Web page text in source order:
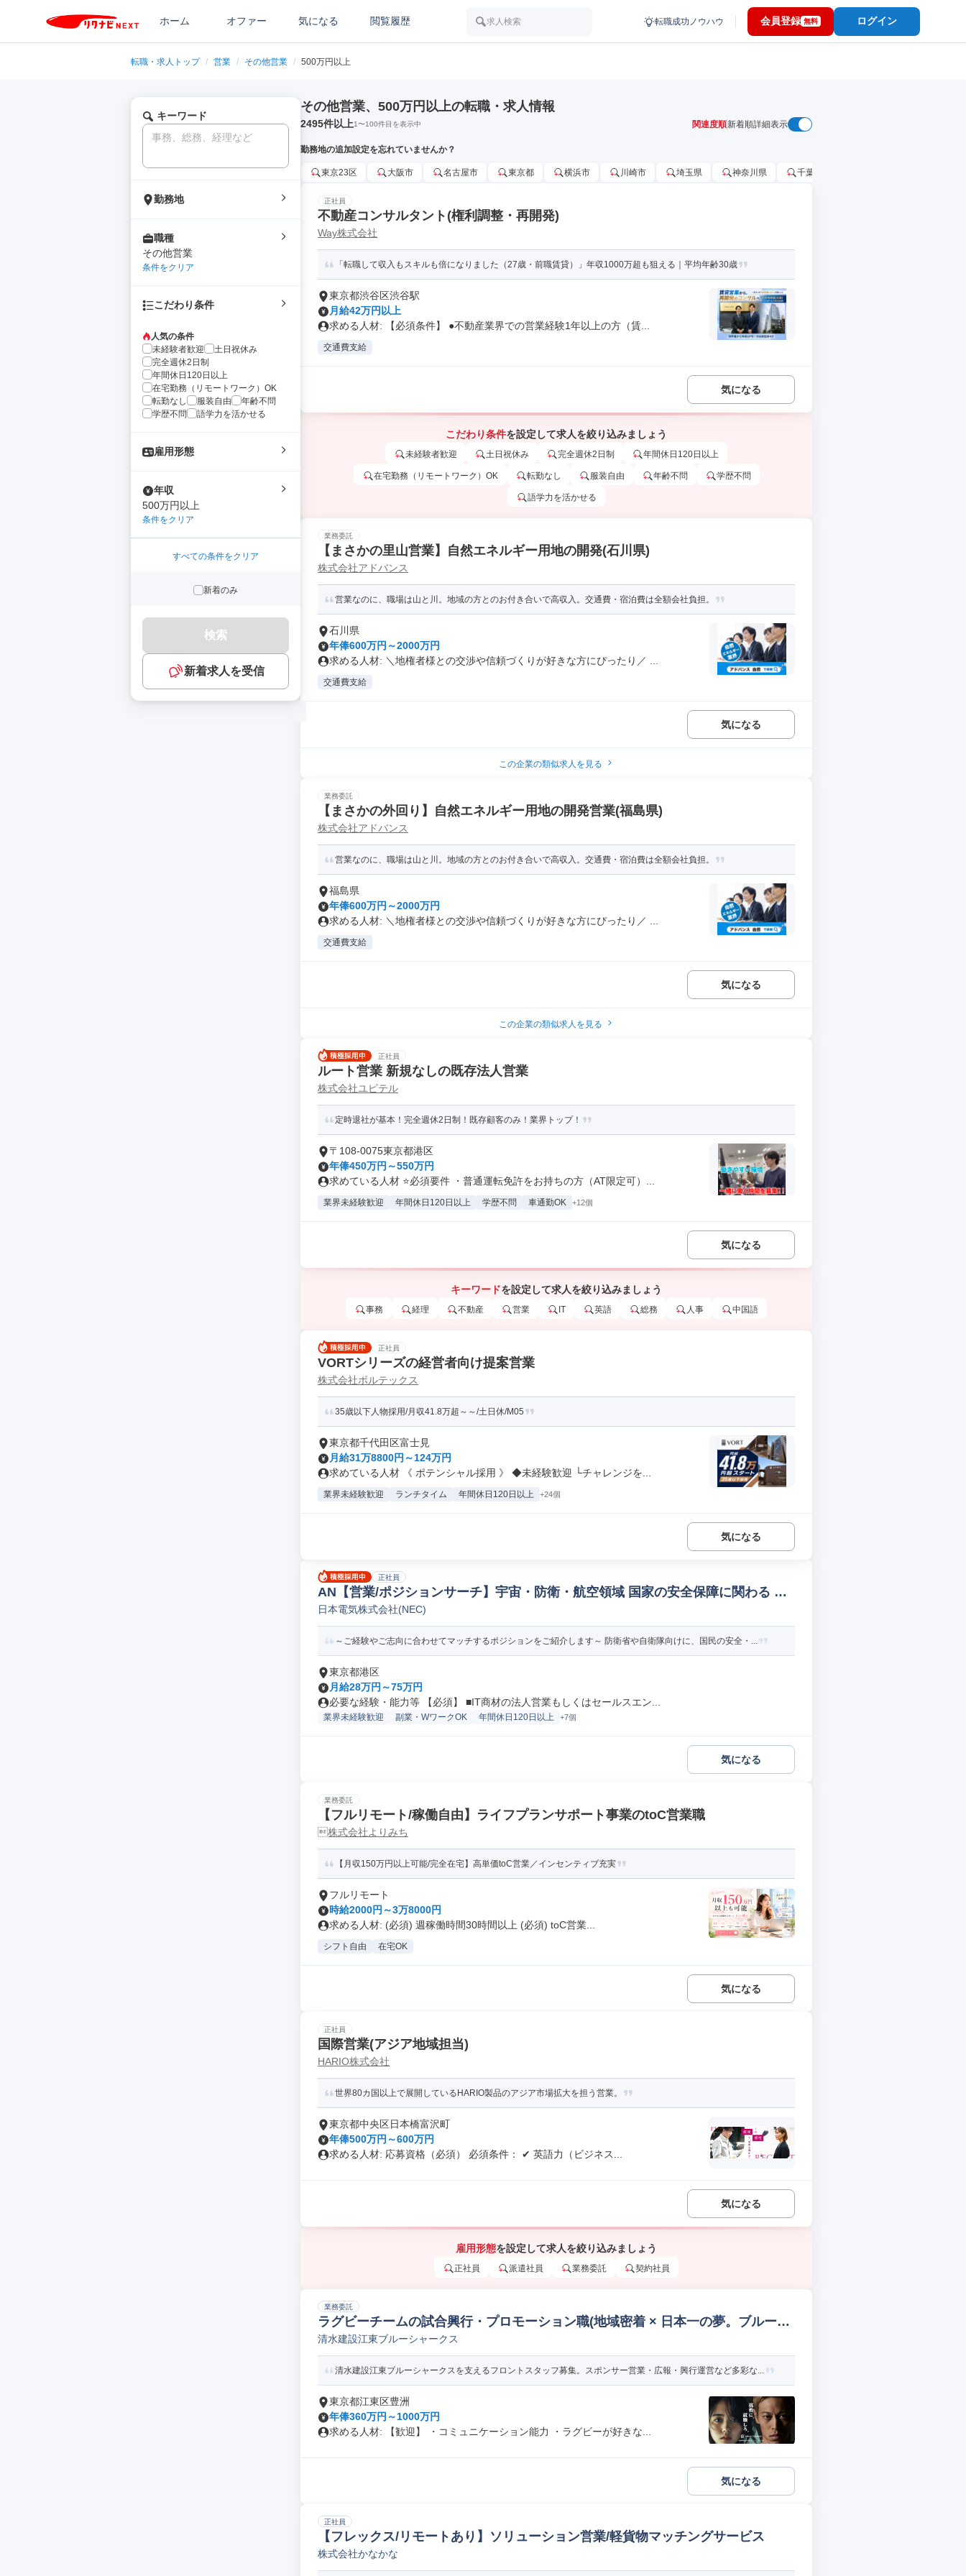
ホーム オファー 気になる 閲覧履歴 求人検索 転職成功ノウハウ 会員登録 無料 ログイン
転職・求人トップ / 営業 / その他営業 / 500万円以上
キーワード
勤務地
職種
その他営業
条件をクリア
こだわり条件
人気の条件
未経験者歓迎
土日祝休み
完全週休2日制
年間休日120日以上
在宅勤務（リモートワーク）OK
転勤なし
服装自由
年齢不問
学歴不問
語学力を活かせる
雇用形態
年収
500万円以上
条件をクリア
すべての条件をクリア
新着のみ
検索
新着求人を受信
その他営業、500万円以上の転職・求人情報
2495件以上1〜100件目を表示中 関連度順新着順詳細表示
勤務地の追加設定を忘れていませんか？
東京23区 大阪市 名古屋市 東京都 横浜市 川崎市 埼玉県 神奈川県 千葉市
正社員
不動産コンサルタント(権利調整・再開発)
Way株式会社
「転職して収入もスキルも倍になりました（27歳・前職賃貸）」年収1000万超も狙える｜平均年齢30歳
東京都渋谷区渋谷駅
月給42万円以上
求める人材: 【必須条件】 ●不動産業界での営業経験1年以上の方（賃...
交通費支給
気になる
こだわり条件を設定して求人を絞り込みましょう
未経験者歓迎 土日祝休み 完全週休2日制 年間休日120日以上
在宅勤務（リモートワーク）OK 転勤なし 服装自由 年齢不問 学歴不問
語学力を活かせる
業務委託
【まさかの里山営業】自然エネルギー用地の開発(石川県)
株式会社アドバンス
営業なのに、職場は山と川。地域の方とのお付き合いで高収入。交通費・宿泊費は全額会社負担。
石川県
年俸600万円～2000万円
求める人材: ＼地権者様との交渉や信頼づくりが好きな方にぴったり／ ...
交通費支給
気になる
この企業の類似求人を見る
業務委託
【まさかの外回り】自然エネルギー用地の開発営業(福島県)
株式会社アドバンス
営業なのに、職場は山と川。地域の方とのお付き合いで高収入。交通費・宿泊費は全額会社負担。
福島県
年俸600万円～2000万円
求める人材: ＼地権者様との交渉や信頼づくりが好きな方にぴったり／ ...
交通費支給
気になる
この企業の類似求人を見る
正社員
ルート営業 新規なしの既存法人営業
株式会社ユピテル
定時退社が基本！完全週休2日制！既存顧客のみ！業界トップ！
〒108-0075東京都港区
年俸450万円～550万円
求めている人材 ⭐️必須要件 ・普通運転免許をお持ちの方（AT限定可）...
業界未経験歓迎 年間休日120日以上 学歴不問 車通勤OK +12個
気になる
キーワードを設定して求人を絞り込みましょう
事務 経理 不動産 営業 IT 英語 総務 人事 中国語
正社員
VORTシリーズの経営者向け提案営業
株式会社ボルテックス
35歳以下人物採用/月収41.8万超～～/土日休/M05
東京都千代田区富士見
月給31万8800円～124万円
求めている人材 《 ポテンシャル採用 》 ◆未経験歓迎 └チャレンジを...
業界未経験歓迎 ランチタイム 年間休日120日以上 +24個
気になる
正社員
AN【営業/ポジションサーチ】宇宙・防衛・航空領域 国家の安全保障に関わる we
b/オープンSE
日本電気株式会社(NEC)
～ご経験やご志向に合わせてマッチするポジションをご紹介します～ 防衛省や自衛隊向けに、国民の安全・...
東京都港区
月給28万円～75万円
必要な経験・能力等 【必須】 ■IT商材の法人営業もしくはセールスエン...
業界未経験歓迎 副業・WワークOK 年間休日120日以上 +7個
気になる
業務委託
【フルリモート/稼働自由】ライフプランサポート事業のtoC営業職
株式会社よりみち
【月収150万円以上可能/完全在宅】高単価toC営業／インセンティブ充実
フルリモート
時給2000円～3万8000円
求める人材: (必須) 週稼働時間30時間以上 (必須) toC営業...
シフト自由 在宅OK
気になる
正社員
国際営業(アジア地域担当)
HARIO株式会社
世界80カ国以上で展開しているHARIO製品のアジア市場拡大を担う営業。
東京都中央区日本橋富沢町
年俸500万円～600万円
求める人材: 応募資格（必須） 必須条件： ✔ 英語力（ビジネス...
気になる
雇用形態を設定して求人を絞り込みましょう
正社員 派遣社員 業務委託 契約社員
業務委託
ラグビーチームの試合興行・プロモーション職(地域密着 × 日本一の夢。ブルーシ
ャークスの未来を共に描こう)
清水建設江東ブルーシャークス
清水建設江東ブルーシャークスを支えるフロントスタッフ募集。スポンサー営業・広報・興行運営など多彩な...
東京都江東区豊洲
年俸360万円～1000万円
求める人材: 【歓迎】 ・コミュニケーション能力 ・ラグビーが好きな...
気になる
正社員
【フレックス/リモートあり】ソリューション営業/軽貨物マッチングサービス
株式会社かなかな